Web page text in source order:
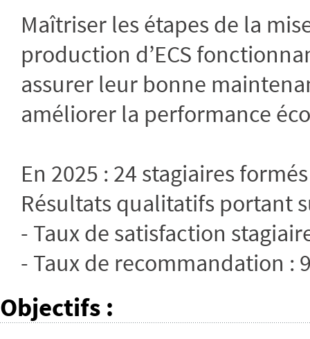
Maîtriser les étapes de la
production d’ECS
assurer leur bonne
améliorer la performance
En 2025 : 24 stagiaires formés
Résultats qualitatifs portant
- Taux de satisfaction
- Taux de recommandation :
Objectifs :